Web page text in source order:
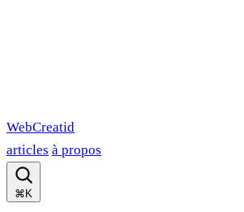
WebCreatid
articles à propos
⌘K